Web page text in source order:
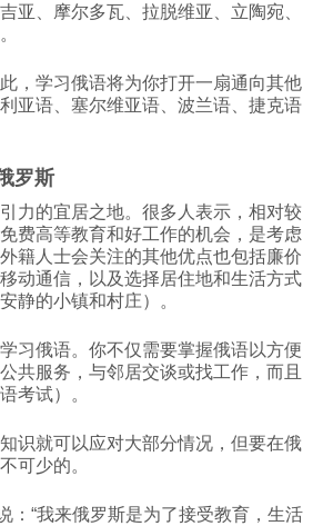
亚、摩尔多瓦、拉脱维亚、立陶宛、
，学习俄语将为你打开一扇通向其他
亚语、塞尔维亚语、波兰语、捷克语
罗斯
力的宜居之地。很多人表示，相对较
费高等教育和好工作的机会，是考虑
籍人士会关注的其他优点也包括廉价
动通信，以及选择居住地和生活方式
静的小镇和村庄）。
习俄语。你不仅需要掌握俄语以方便
共服务，与邻居交谈或找工作，而且
考试）。
识就可以应对大部分情况，但要在俄
可少的。
：“我来俄罗斯是为了接受教育，生活